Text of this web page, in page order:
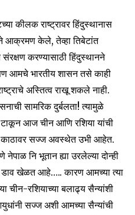
कीलक राष्ट्रावर हिंदुस्थानास
आक्रमण केले, तेव्हा तिबेटांत
करण्यासाठी हिंदुस्थानने
आमचे भारतीय शासन तसे काही
अस्तित्व राखू शकले नाही.
सामरिक दुर्बलता! त्यामुळे
आज चीन आणि रशिया यांची
काठावर सज्ज अवस्थेत उभी आहेत.
नि भूतान ह्या उरलेल्या दोन्ही
डाव खेळत आहे….. कारण आमच्या त्या
चीन-रशियाच्या बलाढ्य सैन्यांशी
सज्ज अशी आमच्या सैन्यांची